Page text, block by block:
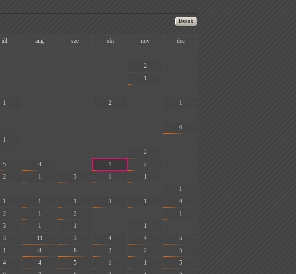
júl aug sze okt nov
dec
2
1
1 2
1
6
1
2
5 4 1 2
2 1 3 1 1
1
1 1 1 3 1
4
2 1 2
1
3 1 1 1
3 11 3 4 4
5
1 8 8 2 2
5
4 4 5 1 1
5